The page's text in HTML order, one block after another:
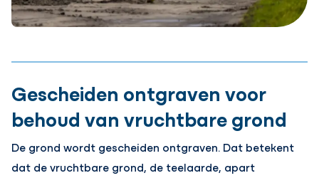
Gescheiden ontgraven voor
behoud van vruchtbare grond
De grond wordt gescheiden ontgraven. Dat betekent
dat de vruchtbare grond, de teelaarde, apart